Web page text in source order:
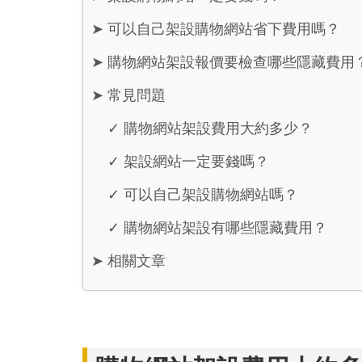
➤ 可以自己架設購物網站省下費用嗎？
➤ 購物網站架設報價要檢查哪些隱藏費用
➤ 常見問題
✓ 購物網站架設費用大約多少？
✓ 架設網站一定要錢嗎？
✓ 可以自己架設購物網站嗎？
✓ 購物網站架設有哪些隱藏費用？
➤ 相關文章